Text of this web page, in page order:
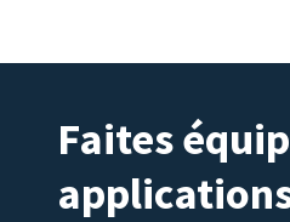
Faites